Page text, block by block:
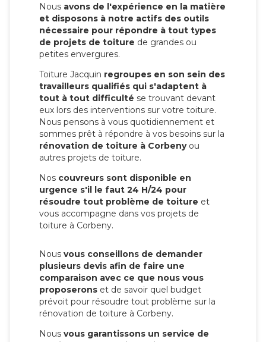
Nous avons de l'expérience en la matière
et disposons à notre actifs des outils
nécessaire pour répondre à tout types
de projets de toiture de grandes ou
petites envergures.
Toiture Jacquin regroupes en son sein des
travailleurs qualifiés qui s'adaptent à
tout à tout difficulté se trouvant devant
eux lors des interventions sur votre toiture.
Nous pensons à vous quotidiennement et
sommes prêt à répondre à vos besoins sur la
rénovation de toiture à Corbenyou
autres projets de toiture.
Nos couvreurs sont disponible en
urgence s'il le faut 24 H/24 pour
résoudre tout problème de toiture et
vous accompagne dans vos projets de
toiture à Corbeny.
Nous vous conseillons de demander
plusieurs devis afin de faire une
comparaison avec ce que nous vous
proposerons et de savoir quel budget
prévoit pour résoudre tout problème sur la
rénovation de toiture à Corbeny.
Nous vous garantissons un service de